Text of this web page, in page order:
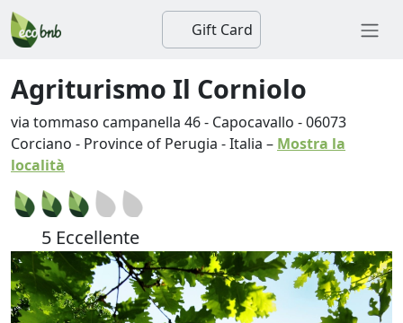
Gift Card
Agriturismo Il Corniolo
via tommaso campanella 46 - Capocavallo -06073
Corciano - Province of Perugia -Italia – Mostra la
località
5 Eccellente